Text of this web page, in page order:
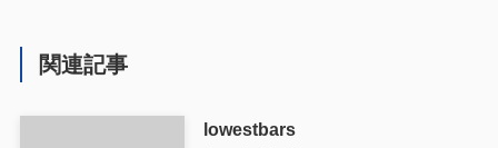
関連記事
lowestbars